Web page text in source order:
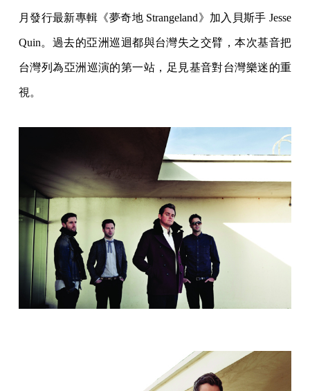
月發行最新專輯《夢奇地 Strangeland》加入貝斯手 Jesse
Quin。過去的亞洲巡迴都與台灣失之交臂，本次基音把
台灣列為亞洲巡演的第一站，足見基音對台灣樂迷的重
視。